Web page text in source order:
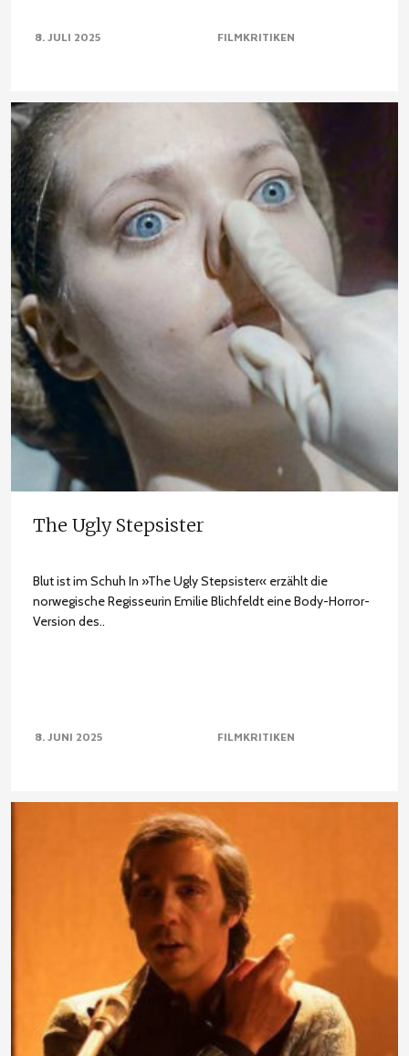
8. JULI 2025 FILMKRITIKEN
The Ugly Stepsister
Blut ist im Schuh In »The Ugly Stepsister« erzählt die
norwegische Regisseurin Emilie Blichfeldt eine Body-Horror-
Version des..
8. JUNI 2025 FILMKRITIKEN